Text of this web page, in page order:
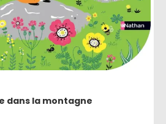
dans la montagne